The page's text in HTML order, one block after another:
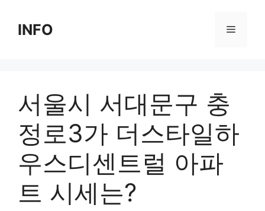
contentINFO Menu
서울시 서대문구 충
정로3가 더스타일하
우스디센트럴 아파
트 시세는?